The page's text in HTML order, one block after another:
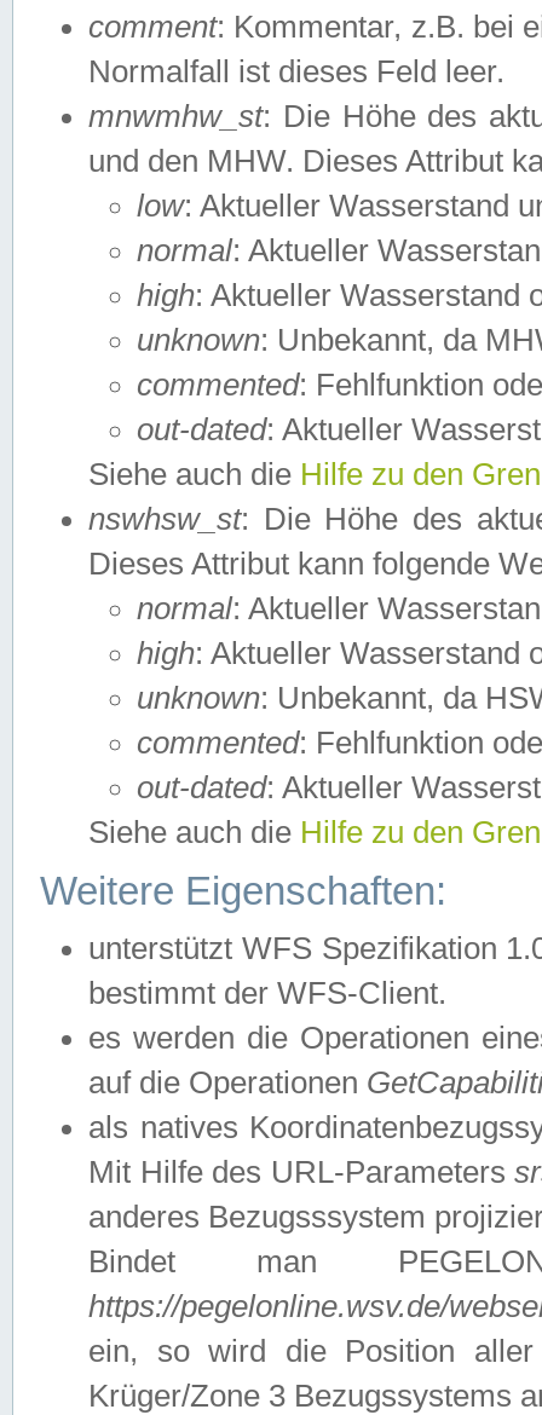
comment: Kommentar, z.B. bei
Normalfall ist dieses Feld leer.
mnwmhw_st: Die Höhe des
und den MHW. Dieses Attribut
low: Aktueller Wasserstand
normal: Aktueller
high: Aktueller Wasserstand
unknown: Unbekannt, da
commented: Fehlfunktion
out-dated: Aktueller
Siehe auch die Hilfe zu den
nswhsw_st: Die Höhe des
Dieses Attribut kann folgende
normal: Aktueller
high: Aktueller Wasserstand
unknown: Unbekannt, da
commented: Fehlfunktion
out-dated: Aktueller
Siehe auch die Hilfe zu den
Weitere Eigenschaften:
unterstützt WFS Spezifikation
bestimmt der WFS-Client.
es werden die Operationen
auf die Operationen
als natives
Mit Hilfe des URL-Parameters
anderes Bezugsssystem
Bindet man
https://pegelonline.wsv.de/
ein, so wird die Position
Krüger/Zone 3 Bezugssystems